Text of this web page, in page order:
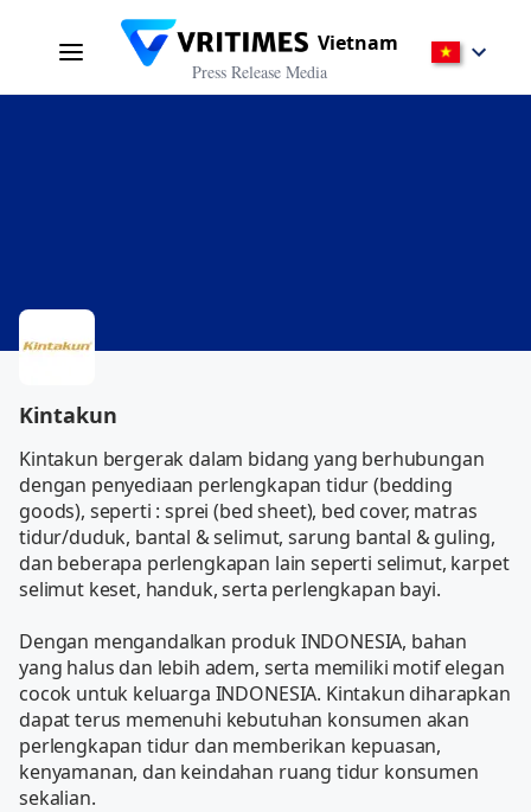
Vietnam
Press Release Media
Kintakun
Kintakun bergerak dalam bidang yang berhubungan
dengan penyediaan perlengkapan tidur (bedding
goods), seperti : sprei (bed sheet), bed cover, matras
tidur/duduk, bantal & selimut, sarung bantal & guling,
dan beberapa perlengkapan lain seperti selimut, karpet
selimut keset, handuk, serta perlengkapan bayi.
Dengan mengandalkan produk INDONESIA, bahan
yang halus dan lebih adem, serta memiliki motif elegan
cocok untuk keluarga INDONESIA. Kintakun diharapkan
dapat terus memenuhi kebutuhan konsumen akan
perlengkapan tidur dan memberikan kepuasan,
kenyamanan, dan keindahan ruang tidur konsumen
sekalian.